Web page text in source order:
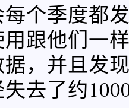
个季度都
跟他们一
，并且发
去了约